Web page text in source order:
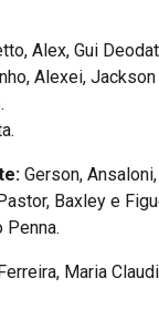
Alex, Gui
Alexei,
Gerson,
Baxley e
Penna.
Maria